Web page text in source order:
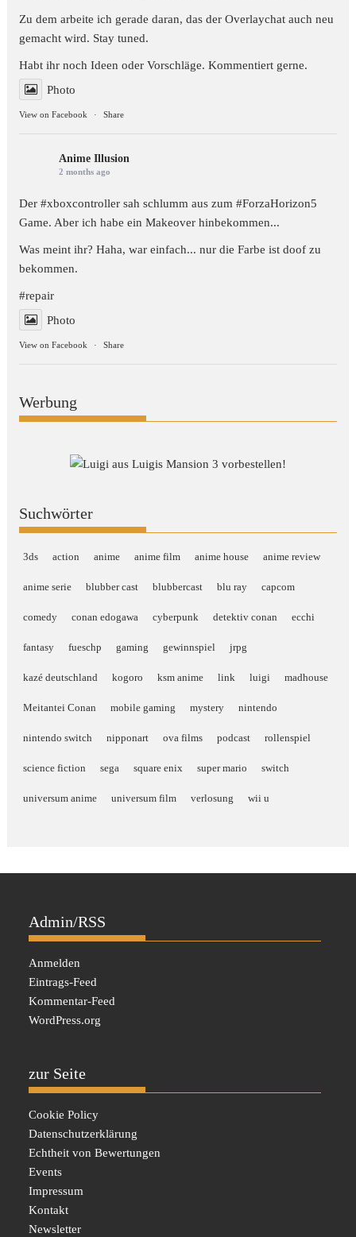
Zu dem arbeite ich gerade daran, das der Overlaychat auch neu
gemacht wird. Stay tuned.
Habt ihr noch Ideen oder Vorschläge. Kommentiert gerne.
Photo
View on Facebook · Share
Anime Illusion
2 months ago
Der #xboxcontroller sah schlumm aus zum#ForzaHorizon5
Game. Aber ich habe ein Makeover hinbekommen...
Was meint ihr? Haha, war einfach... nur die Farbe ist doof zu
bekommen.
#repair
Photo
View on Facebook · Share
Werbung
Suchwörter
3ds action anime anime film anime house anime review
anime serie blubber cast blubbercast blu ray capcom
comedy conan edogawa cyberpunk detektiv conan ecchi
fantasy fueschp gaming gewinnspiel jrpg
kazé deutschland kogoro ksm anime link luigi madhouse
Meitantei Conan mobile gaming mystery nintendo
nintendo switch nipponart ova films podcast rollenspiel
science fiction sega square enix super mario switch
universum anime universum film verlosung wii u
Admin/RSS
Anmelden
Eintrags-Feed
Kommentar-Feed
WordPress.org
zur Seite
Cookie Policy
Datenschutzerklärung
Echtheit von Bewertungen
Events
Impressum
Kontakt
Newsletter